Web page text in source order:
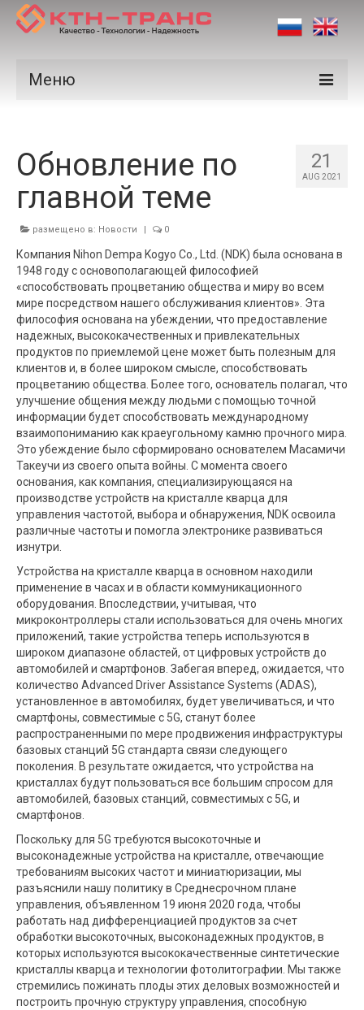
Меню
Производители
Рынки
Сертификаты
Новости
Контакты
21
AUG 2021
Обновление по
главной теме
размещено в: Новости 0
Компания Nihon Dempa Kogyo Co., Ltd. (NDK) была основана в
1948 году с основополагающей философией
«способствовать процветанию общества и миру во всем
мире посредством нашего обслуживания клиентов». Эта
философия основана на убеждении, что предоставление
надежных, высококачественных и привлекательных
продуктов по приемлемой цене может быть полезным для
клиентов и, в более широком смысле, способствовать
процветанию общества. Более того, основатель полагал, что
улучшение общения между людьми с помощью точной
информации будет способствовать международному
взаимопониманию как краеугольному камню прочного мира.
Это убеждение было сформировано основателем Масамичи
Такеучи из своего опыта войны. С момента своего
основания, как компания, специализирующаяся на
производстве устройств на кристалле кварца для
управления частотой, выбора и обнаружения, NDK освоила
различные частоты и помогла электронике развиваться
изнутри.
Устройства на кристалле кварца в основном находили
применение в часах и в области коммуникационного
оборудования. Впоследствии, учитывая, что
микроконтроллеры стали использоваться для очень многих
приложений, такие устройства теперь используются в
широком диапазоне областей, от цифровых устройств до
автомобилей и смартфонов. Забегая вперед, ожидается, что
количество Advanced Driver Assistance Systems (ADAS),
установленное в автомобилях, будет увеличиваться, и что
смартфоны, совместимые с 5G, станут более
распространенными по мере продвижения инфраструктуры
базовых станций 5G стандарта связи следующего
поколения. В результате ожидается, что устройства на
кристаллах будут пользоваться все большим спросом для
автомобилей, базовых станций, совместимых с 5G, и
смартфонов.
Поскольку для 5G требуются высокоточные и
высоконадежные устройства на кристалле, отвечающие
требованиям высоких частот и миниатюризации, мы
разъяснили нашу политику в Среднесрочном плане
управления, объявленном 19 июня 2020 года, чтобы
работать над дифференциацией продуктов за счет
обработки высокоточных, высоконадежных продуктов, в
которых используются высококачественные синтетические
кристаллы кварца и технологии фотолитографии. Мы также
стремились пожинать плоды этих деловых возможностей и
построить прочную структуру управления, способную